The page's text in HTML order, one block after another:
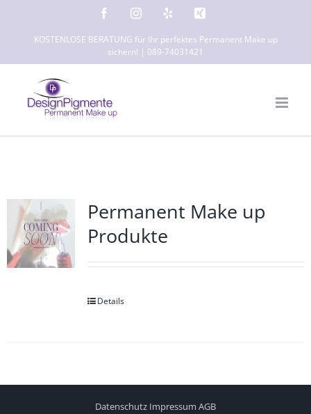
FacebookInstagram
KOSTENLOSE BERATUNG für Ihr perfektes Permanent Make up
sichern! | 089-74031421
Permanent Make up
Produkte
Details
Datenschutz Impressum AGB